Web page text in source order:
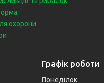
охорони
Графік роботи
Понеділок